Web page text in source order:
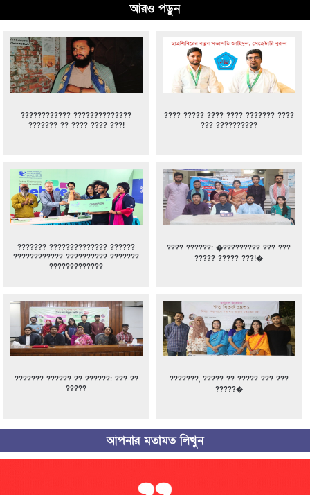
আরও পড়ুন
???????????? ??????????????
??????? ?? ???? ???? ???!
???? ????? ???? ???? ??????? ????
??? ??????????
??????? ?????????????? ??????
???????????? ?????????? ???????
?????????????
???? ??????: �????????? ??? ???
????? ????? ???!�
??????? ?????? ?? ??????: ??? ??
?????
???????, ????? ?? ????? ??? ???
?????�
আপনার মতামত লিখুন